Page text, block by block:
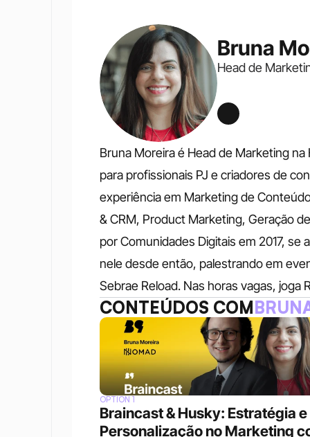
Bruna
Head de
Bruna Moreira é Head de Marketing
para profissionais PJ e criadores de
experiência em Marketing de
& CRM, Product Marketing, Geração
por Comunidades Digitais em 2017,
nele desde então, palestrando em
Sebrae Reload. Nas horas vagas,
CONTEÚDOS COM
OPTION 1
Braincast & Husky: Estratégia e
Personalização no Marketing